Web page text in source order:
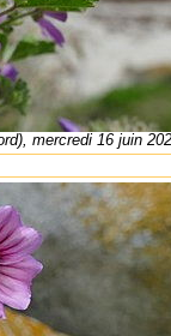
mercredi 16 juin